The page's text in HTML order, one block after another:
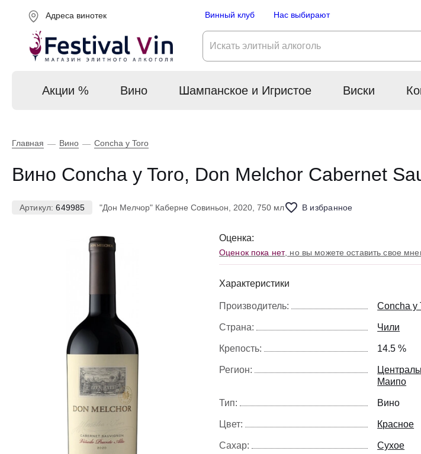
Адреса винотек Винный клуб Нас выбирают
Акции % Вино Шампанское и Игристое Виски
Главная — Вино — Concha y Toro
Вино Concha y Toro, Don Melchor Cabernet
Артикул:649985 "Дон Мелчор" Каберне Совиньон, 2020, 750 мл В избранное
Оценка:
Оценок пока нет, но вы можете оставить свое
Характеристики
Производитель: Concha y
Страна: Чили
Крепость: 14.5 %
Регион:
Маипо
Тип: Вино
Цвет: Красное
Сахар: Сухое